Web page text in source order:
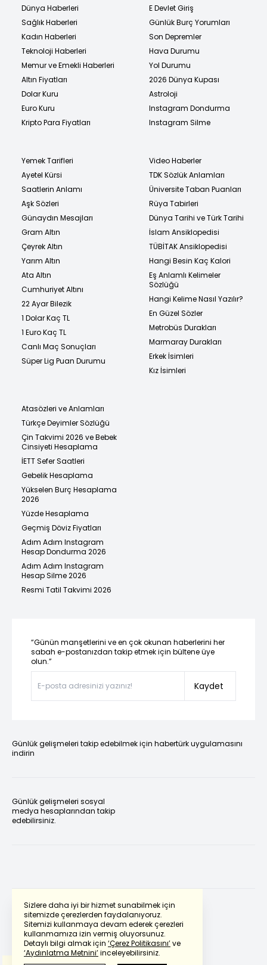
Sizlere daha iyi bir hizmet sunabilmek için
sitemizde çerezlerden faydalanıyoruz.
Sitemizi kullanmaya devam ederek çerezleri
kullanmamıza izin vermiş oluyorsunuz.
Detaylı bilgi almak için ‘Çerez Politikasını’ve
‘Aydınlatma Metnini’inceleyebilirsiniz.
Dünya Haberleri
Sağlık Haberleri
Kadın Haberleri
Teknoloji Haberleri
Memur ve Emekli Haberleri
Altın Fiyatları
Dolar Kuru
Euro Kuru
Kripto Para Fiyatları
E Devlet Giriş
Günlük Burç Yorumları
Son Depremler
Hava Durumu
Yol Durumu
2026 Dünya Kupası
Astroloji
Instagram Dondurma
Instagram Silme
Yemek Tarifleri
Ayetel Kürsi
Saatlerin Anlamı
Aşk Sözleri
Günaydın Mesajları
Gram Altın
Çeyrek Altın
Yarım Altın
Ata Altın
Cumhuriyet Altını
22 Ayar Bilezik
1 Dolar Kaç TL
1 Euro Kaç TL
Canlı Maç Sonuçları
Süper Lig Puan Durumu
Video Haberler
TDK Sözlük Anlamları
Üniversite Taban Puanları
Rüya Tabirleri
Dünya Tarihi ve Türk Tarihi
İslam Ansiklopedisi
TÜBİTAK Ansiklopedisi
Hangi Besin Kaç Kalori
Eş Anlamlı Kelimeler
Sözlüğü
Hangi Kelime Nasıl Yazılır?
En Güzel Sözler
Metrobüs Durakları
Marmaray Durakları
Erkek İsimleri
Kız İsimleri
Atasözleri ve Anlamları
Türkçe Deyimler Sözlüğü
Çin Takvimi 2026 ve Bebek
Cinsiyeti Hesaplama
İETT Sefer Saatleri
Gebelik Hesaplama
Yükselen Burç Hesaplama
2026
Yüzde Hesaplama
Geçmiş Döviz Fiyatları
Adım Adım Instagram
Hesap Dondurma 2026
Adım Adım Instagram
Hesap Silme 2026
Resmi Tatil Takvimi 2026
“Günün manşetlerini ve en çok okunan haberlerini her
sabah e-postanızdan takip etmek için bültene üye
olun.”
Kaydet
Günlük gelişmeleri takip edebilmek için habertürk uygulamasını
indirin
Günlük gelişmeleri sosyal
medya hesaplarından takip
edebilirsiniz.
Powered by Translate